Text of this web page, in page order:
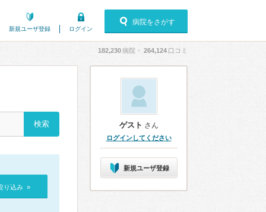
新規ユーザ登録 ログイン
病院をさがす
182,230病院・ 264,124 口コミ
り込み »
ゲスト さん
ログインしてください
新規ユーザ登録